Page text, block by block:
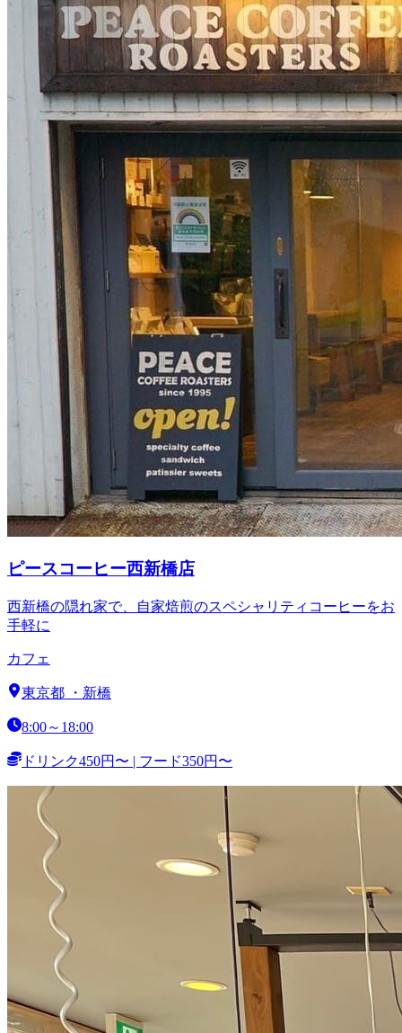
ピースコーヒー西新橋店
西新橋の隠れ家で、自家焙煎のスペシャリティコーヒーをお
手軽に
カフェ
東京都 ・ 新橋
8:00～18:00
ドリンク450円〜 | フード350円〜